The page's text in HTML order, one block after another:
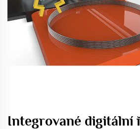
Integrované digitální